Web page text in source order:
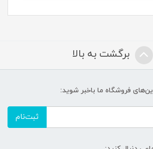
برگشت به بالا
فروشگاه ما باخبر شوید:
ثبت‌نام